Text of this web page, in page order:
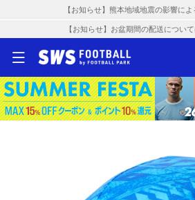
【お知らせ】熊本地域地震の影響に
【お知らせ】お盆期間の配送につい